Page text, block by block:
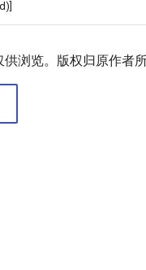
浏览。版权归原作者所